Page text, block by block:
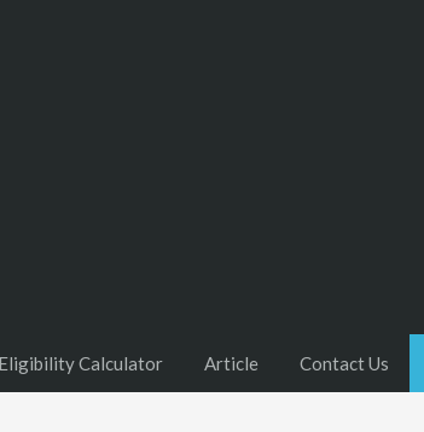
Calculator Article Contact Us